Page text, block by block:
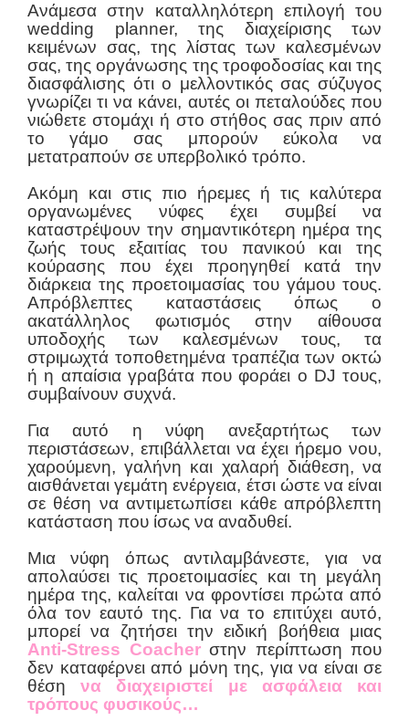
Ανάμεσα στην καταλληλότερη επιλογή του
wedding planner, της διαχείρισης των
κειμένων σας, της λίστας των καλεσμένων
σας, της οργάνωσης της τροφοδοσίας και της
διασφάλισης ότι ο μελλοντικός σας σύζυγος
γνωρίζει τι να κάνει, αυτές οι πεταλούδες που
νιώθετε στομάχι ή στο στήθος σας πριν από
το γάμο σας μπορούν εύκολα να
μετατραπούν σε υπερβολικό τρόπο.
Ακόμη και στις πιο ήρεμες ή τις καλύτερα
οργανωμένες νύφες έχει συμβεί να
καταστρέψουν την σημαντικότερη ημέρα της
ζωής τους εξαιτίας του πανικού και της
κούρασης που έχει προηγηθεί κατά την
διάρκεια της προετοιμασίας του γάμου τους.
Απρόβλεπτες καταστάσεις όπως ο
ακατάλληλος φωτισμός στην αίθουσα
υποδοχής των καλεσμένων τους, τα
στριμωχτά τοποθετημένα τραπέζια των οκτώ
ή η απαίσια γραβάτα που φοράει ο DJ τους,
συμβαίνουν συχνά.
Για αυτό η νύφη ανεξαρτήτως των
περιστάσεων, επιβάλλεται να έχει ήρεμο νου,
χαρούμενη, γαλήνη και χαλαρή διάθεση, να
αισθάνεται γεμάτη ενέργεια, έτσι ώστε να είναι
σε θέση να αντιμετωπίσει κάθε απρόβλεπτη
κατάσταση που ίσως να αναδυθεί.
Μια νύφη όπως αντιλαμβάνεστε, για να
απολαύσει τις προετοιμασίες και τη μεγάλη
ημέρα της, καλείται να φροντίσει πρώτα από
όλα τον εαυτό της. Για να το επιτύχει αυτό,
μπορεί να ζητήσει την ειδική βοήθεια μιας
Anti-Stress Coacherστην περίπτωση που
δεν καταφέρνει από μόνη της, για να είναι σε
θέσηνα διαχειριστεί με ασφάλεια και
τρόπους φυσικούς…